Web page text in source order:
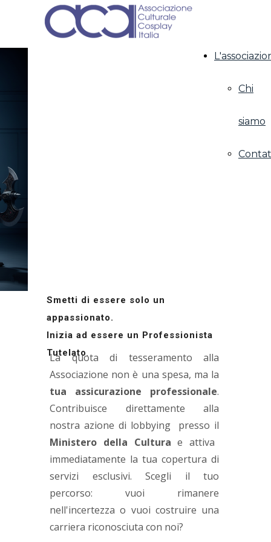
Chi
siamo
Smetti di essere solo un
appassionato.
Inizia ad essere un Professionista
Tutelato.
La quota di tesseramento alla
Associazione non è una spesa, ma la
tua assicurazione professionale.
Contribuisce direttamente alla
nostra azione di lobbying presso il
Ministero della Cultura e attiva
immediatamente la tua copertura di
servizi esclusivi. Scegli il tuo
percorso: vuoi rimanere
nell'incertezza o vuoi costruire una
carriera riconosciuta con noi?